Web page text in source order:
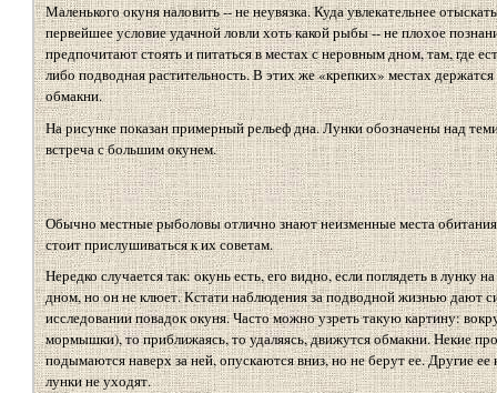
Маленького окуня наловить -- не неувязка. Куда увлекательнее
первейшее условие удачной ловли хоть какой рыбы -- не плохое
предпочитают стоять и питаться в местах с неровным дном, там, где
либо подводная растительность. В этих же «крепких» местах держатся
обмакни.
На рисунке показан примерный рельеф дна. Лунки обозначены над теми
встреча с большим окунем.
Обычно местные рыболовы отлично знают неизменные места
стоит прислушиваться к их советам.
Нередко случается так: окунь есть, его видно, если поглядеть в лунку
дном, но он не клюет. Кстати наблюдения за подводной жизнью дают
исследовании повадок окуня. Часто можно узреть такую картину:
мормышки), то приближаясь, то удаляясь, движутся обмакни. Некие
подымаются наверх за ней, опускаются вниз, но не берут ее. Другие ее
лунки не уходят.